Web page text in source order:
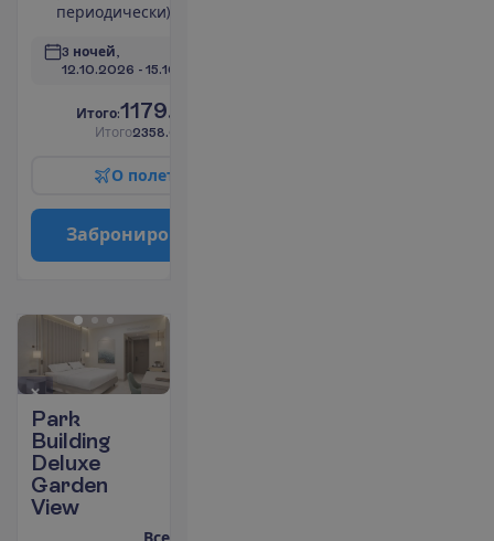
периодически)
3 ночей,
12.10.2026 - 15.10.2026
Итого:1179.00
Итого2358.00
О полет
Заброниро
Park
Building
Deluxe
Garden
View